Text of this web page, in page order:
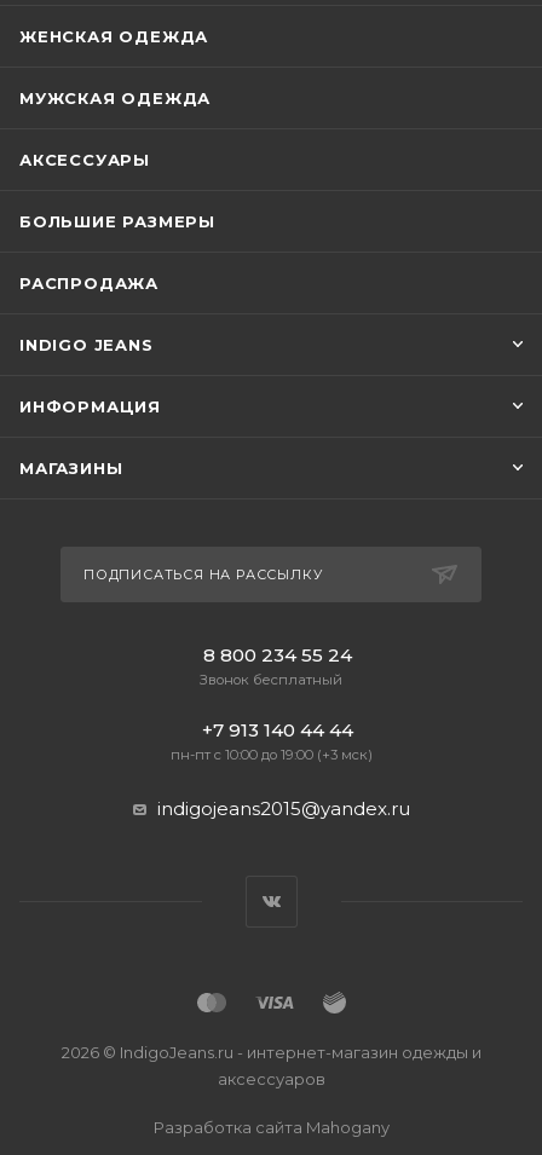
ЖЕНСКАЯ ОДЕЖДА
МУЖСКАЯ ОДЕЖДА
АКСЕССУАРЫ
БОЛЬШИЕ РАЗМЕРЫ
РАСПРОДАЖА
INDIGO JEANS
ИНФОРМАЦИЯ
МАГАЗИНЫ
ПОДПИСАТЬСЯ НА РАССЫЛКУ
8 800 234 55 24
Звонок бесплатный
+7 913 140 44 44
пн-пт с 10:00 до 19:00 (+3 мск)
indigojeans2015@yandex.ru
2026 © IndigoJeans.ru - интернет-магазин одежды и
аксессуаров
Разработка сайта Mahogany